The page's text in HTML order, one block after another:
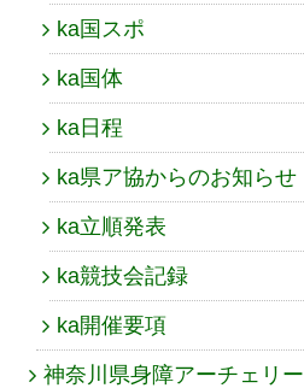
ka国スポ
ka国体
ka日程
ka県ア協からのお知らせ
ka立順発表
ka競技会記録
ka開催要項
神奈川県身障アーチェリー